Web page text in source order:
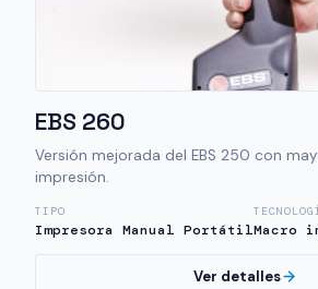
EBS 260
Versión mejorada del EBS 250 con
impresión.
TIPO
Impresora Manual PortátilMacro
Ver detalles